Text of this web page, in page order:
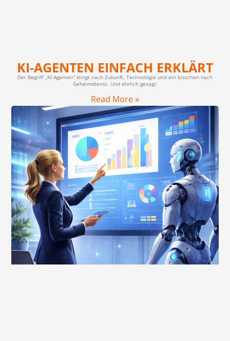
KI-AGENTEN EINFACH ERKLÄRT
Der Begriff „KI-Agenten“ klingt nach Zukunft, Technologie und ein bisschen nach
Geheimdienst. Und ehrlich gesagt:
Read More »